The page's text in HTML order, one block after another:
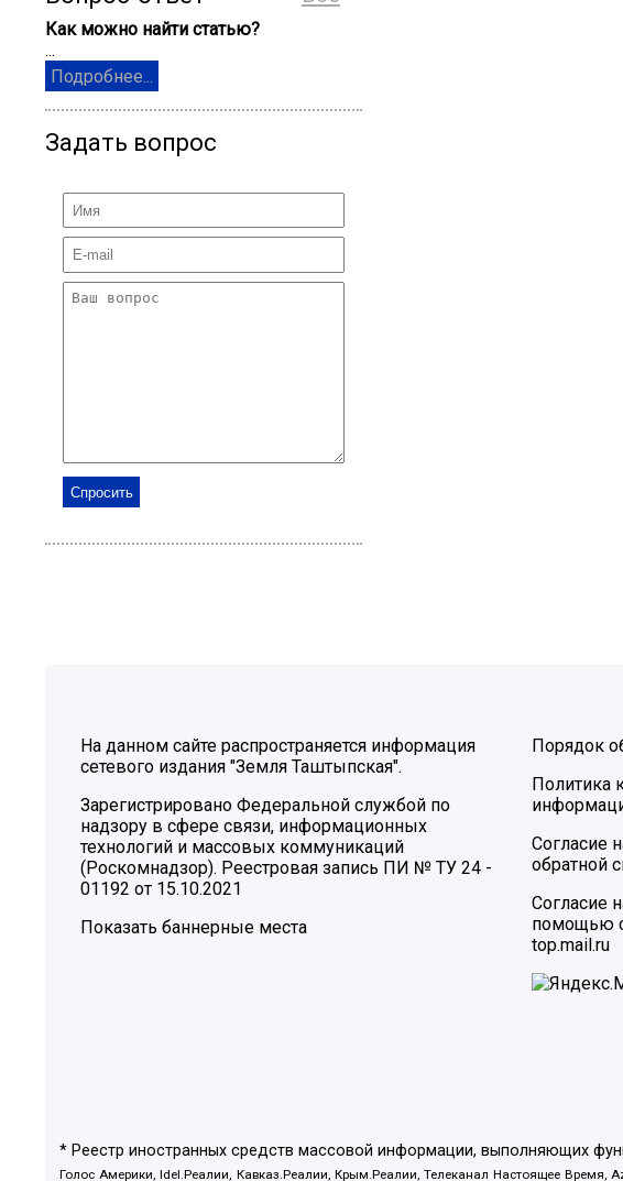
Как можно найти статью?
...
Подробнее...
Задать вопрос
На данном сайте распространяется информация
сетевого издания "Земля Таштыпская".
Зарегистрировано Федеральной службой по
надзору в сфере связи, информационных
технологий и массовых коммуникаций
(Роскомнадзор). Реестровая запись ПИ № ТУ 24 -
01192 от 15.10.2021
Показать баннерные места
Порядок
Политика
Согласие
обратной
Согласие
помощью
top.mail.ru
* Реестр иностранных средств массовой информации, выполняющих
Голос Америки, Idel.Реалии, Кавказ.Реалии, Крым.Реалии, Телеканал Настоящее Время,